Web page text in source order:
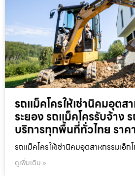
รถแม็คโครให้เช่านิคมอุตส
ระยอง รถแม็คโครรับจ้าง ร
บริการทุกพื้นที่ทั่วไทย ราค
รถแม็คโครให้เช่านิคมอุตสาหกรรมเอ็ก
ดูเพิ่มเติม »